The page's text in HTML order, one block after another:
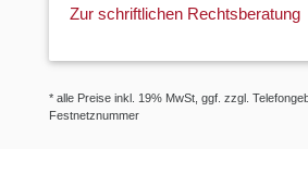
Zur schriftlichen Rechtsberatung
* alle Preise inkl. 19% MwSt, ggf. zzgl.
Festnetznummer